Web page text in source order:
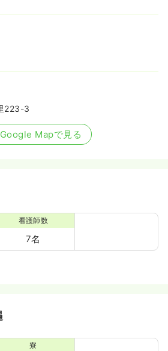
223-3
Google Mapで見る
看護師数
7名
寮